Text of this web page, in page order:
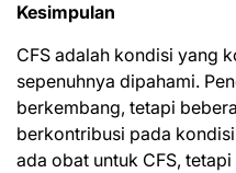
Kesimpulan
CFS adalah kondisi yang
sepenuhnya dipahami.
berkembang, tetapi
berkontribusi pada
ada obat untuk CFS,